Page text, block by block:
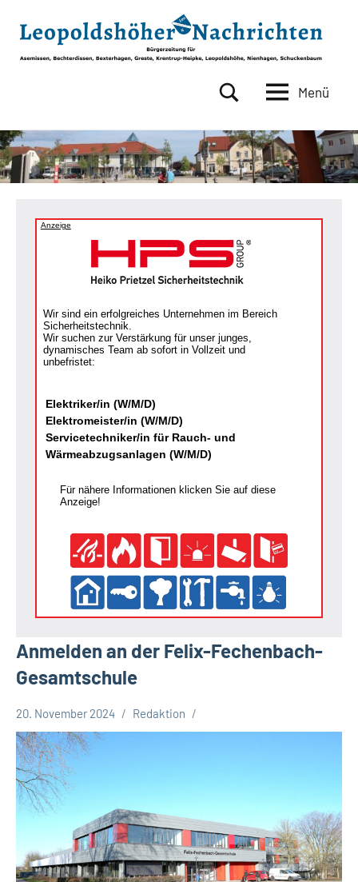
Inhalt
springen
Nachrichten
Asemissen,
Bechterdissen,
Bexterhagen,
Krentrup-
Menü
Anzeige
Wir sind ein erfolgreiches Unternehmen im Bereich
Sicherheitstechnik.
Wir suchen zur Verstärkung für unser junges,
dynamisches Team ab sofort in Vollzeit und
unbefristet:
Elektriker/in (W/M/D)
Elektromeister/in (W/M/D)
Servicetechniker/in für Rauch- und
Wärmeabzugsanlagen (W/M/D)
Für nähere Informationen klicken Sie auf diese
Anzeige!
Anmelden an der Felix-Fechenbach-
Gesamtschule
Leopoldshöhe
20. November 2024 Redaktion